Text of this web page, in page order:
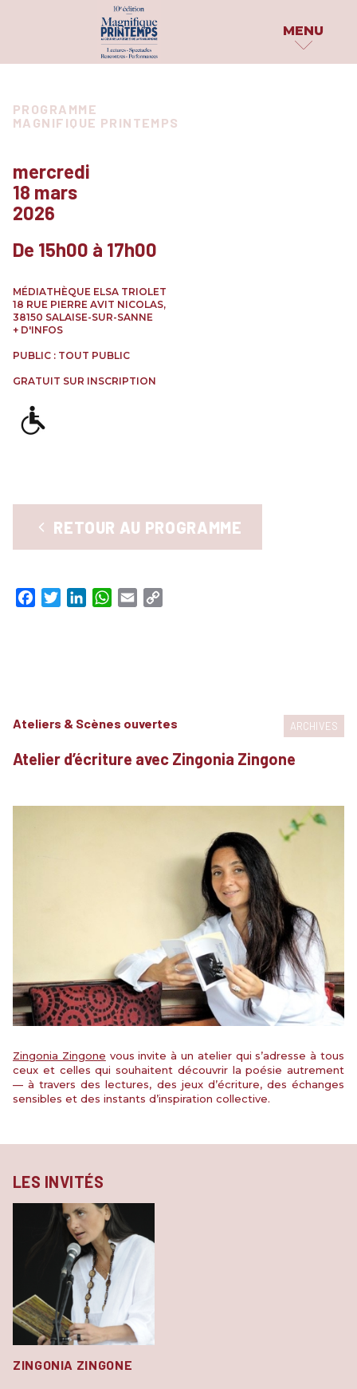
MENU
PRINTEMPS
QUI SOMMES-NOUS ?
LES PARTENAIRES
ARCHIVES
PAR DATE
ATELIERS & SCÈNES OUVERTES
CONCOURS & PRIX
EXPÉRIENCES INSOLITES
EXPOSITIONS
RENCONTRES & LECTURES
PROGRAMME
MAGNIFIQUE PRINTEMPS
mercredi
18 mars
2026
De 15h00 à 17h00
MÉDIATHÈQUE ELSA TRIOLET
18 RUE PIERRE AVIT NICOLAS,
38150 SALAISE-SUR-SANNE
+ D'INFOS
PUBLIC : TOUT PUBLIC
GRATUIT SUR INSCRIPTION
RETOUR AU PROGRAMME
Facebook
TwitterLinkedInWhatsApp
Email
Ateliers & Scènes ouvertes ARCHIVES
Atelier d’écriture avec Zingonia Zingone
Zingonia Zingone vous invite à un atelier qui s’adresse à tous
ceux et celles qui souhaitent découvrir la poésie autrement
— à travers des lectures, des jeux d’écriture, des échanges
sensibles et des instants d’inspiration collective.
LES INVITÉS
ZINGONIA ZINGONE